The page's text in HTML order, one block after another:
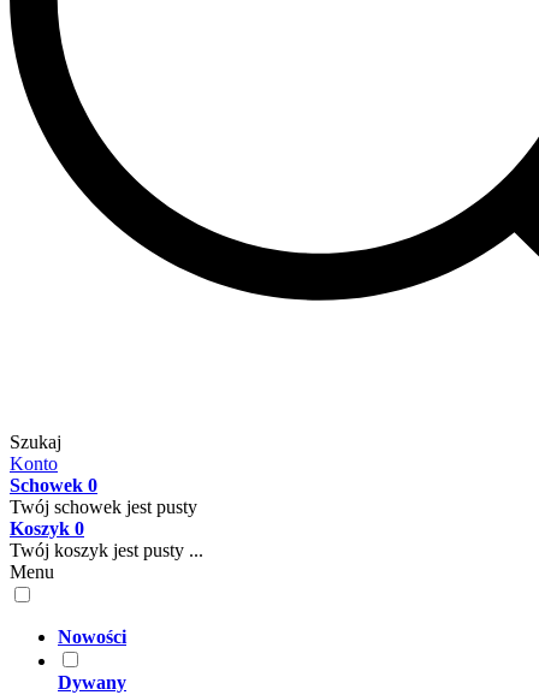
Szukaj
Konto
Schowek 0
Twój schowek jest pusty
Koszyk 0
Twój koszyk jest pusty ...
Menu
Nowości
Dywany